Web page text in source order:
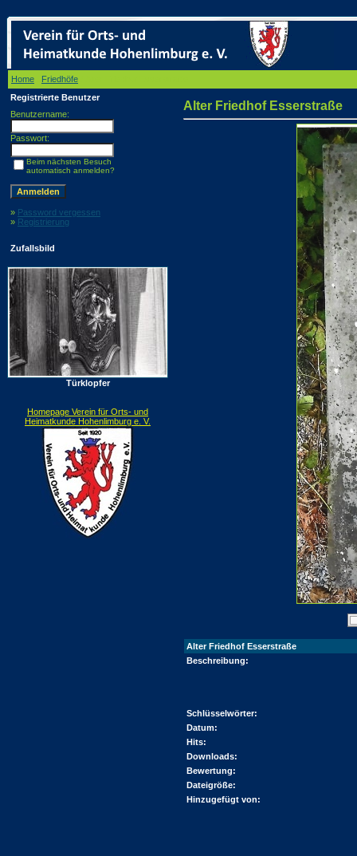
Home Friedhöfe
Registrierte Benutzer
Benutzername:
Passwort:
Beim nächsten Besuch
automatisch anmelden?
» Password vergessen
» Registrierung
Zufallsbild
Türklopfer
Homepage Verein für Orts- und
Heimatkunde Hohenlimburg e. V.
Alter Friedhof Esserstraße
Alter Friedhof Esserstraße
Beschreibung:
Schlüsselwörter:
Datum:
Hits:
Downloads:
Bewertung:
Dateigröße:
Hinzugefügt von: